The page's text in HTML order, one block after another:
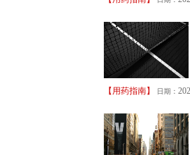
【 用药指南】 日期：